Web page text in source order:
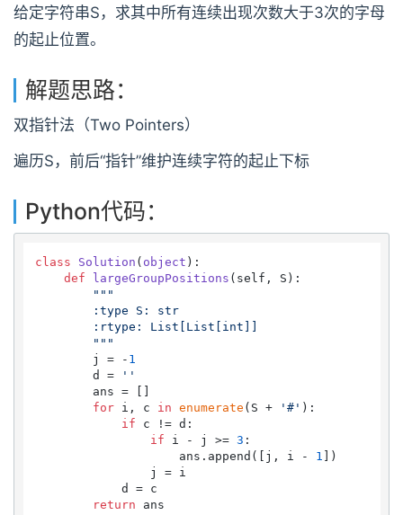
给定字符串S，求其中所有连续出现次数大于3次的字母
的起止位置。
解题思路：
双指针法（Two Pointers）
遍历S，前后“指针”维护连续字符的起止下标
Python代码：
class Solution ( object ):
def
largeGroupPositions ( self, S ):
"""
        :type S: str
        :rtype: List[List[int]]
        """
        j = -
1
        d =
''
        ans = []
for i, c in enumerate (S + '#' ):
if c != d:
if i - j >= 3 :
                    ans.append([j, i -
1 ])
                j = i
            d = c
return